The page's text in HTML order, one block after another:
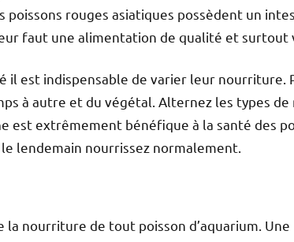
poissons rouges asiatiques possèdent un
faut une alimentation de qualité et surtout
il est indispensable de varier leur nourriture.
à autre et du végétal. Alternez les types
est extrêmement bénéfique à la santé des
lendemain nourrissez normalement.
la nourriture de tout poisson d’aquarium.